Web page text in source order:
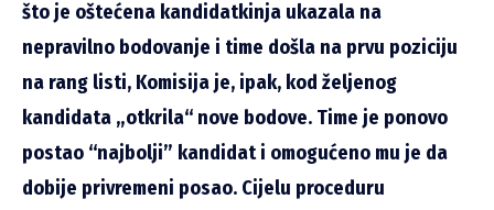
što je oštećena kandidatkinja ukazala na
nepravilno bodovanje i time došla na prvu poziciju
na rang listi, Komisija je, ipak, kod željenog
kandidata „otkrila“ nove bodove. Time je ponovo
postao “najbolji” kandidat i omogućeno mu je da
dobije privremeni posao. Cijelu proceduru